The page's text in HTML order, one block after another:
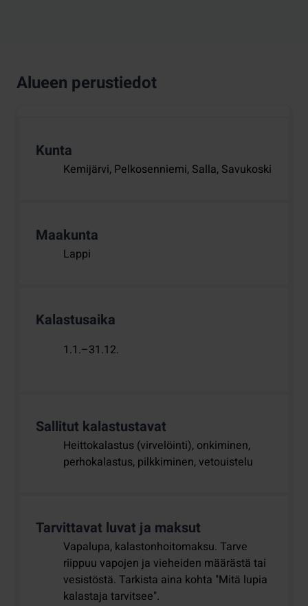
Alueen perustiedot
Kunta
Kemijärvi, Pelkosenniemi, Salla, Savukoski
Maakunta
Lappi
Kalastusaika
1.1.–31.12.
Sallitut kalastustavat
Heittokalastus (virvelöinti), onkiminen,
perhokalastus, pilkkiminen, vetouistelu
Tarvittavat luvat ja maksut
Vapalupa, kalastonhoitomaksu. Tarve
riippuu vapojen ja vieheiden määrästä tai
vesistöstä. Tarkista aina kohta "Mitä lupia
kalastaja tarvitsee".